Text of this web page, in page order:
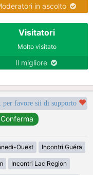
in ascolto
Visitatori
Molto visitato
Il migliore
favore sii di supporto
Ouest Incontri Guéra
Incontri Lac Region